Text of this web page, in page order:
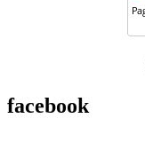
facebook